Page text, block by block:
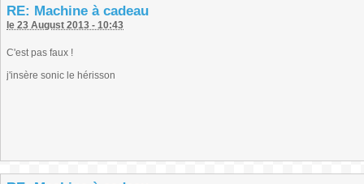
RE: Machine à cadeau
le 23 August 2013 - 10:43
C'est pas faux !
j'insère sonic le hérisson